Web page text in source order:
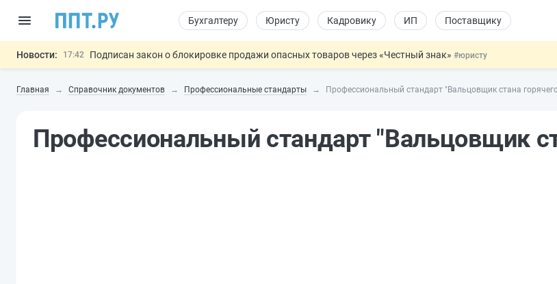
Бухгалтеру Юристу Кадровику ИП Поставщику
Новости: 17:42 Подписан закон о блокировке продажи опасных товаров через «Честный знак» #юристу
16:02 Госпошлину за устранение ошибок в документах предлагают отменить#физлицу
11:31
Разработают единые критерии трудовых и ГПХ-отношений #кадровику
Главная Справочник документов Профессиональные стандарты Профессиональный стандарт "Вальцовщик стана
Профессиональный стандарт "Вальцовщик